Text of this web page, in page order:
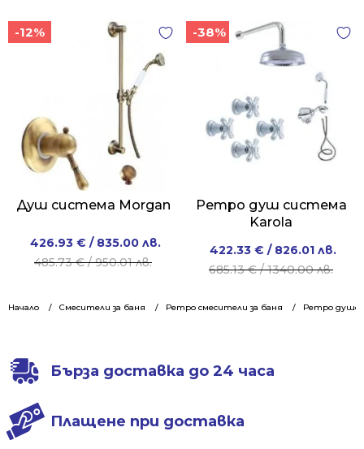
Начало Смесители за баня Ретро смесители за баня Ретро
-12%
Душ система Morgan
485.73€/ 950.01 лв.
Original
price
426.93 € / 835.00 лв.
Current
price
-38%
Ретро душ система
Karola
685.13€/ 1340.00 лв.
Original
price
685.13 €
422.33 € / 826.01 лв.
Current
price
422.33 €
Бърза доставка до 24 часа
Плащене при доставка